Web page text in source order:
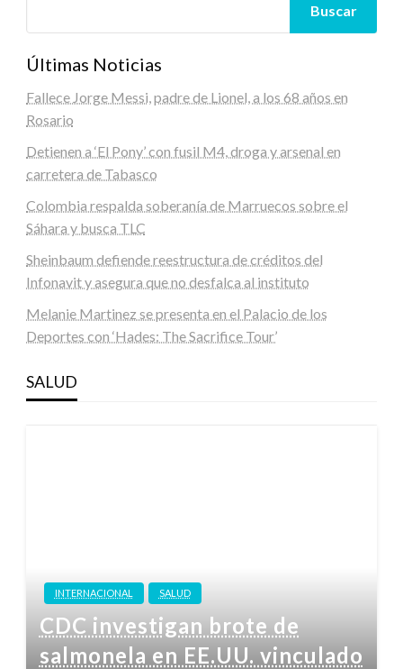
Buscar
Últimas Noticias
Fallece Jorge Messi, padre de Lionel, a los 68 años en
Rosario
Detienen a ‘El Pony’ con fusil M4, droga y arsenal en
carretera de Tabasco
Colombia respalda soberanía de Marruecos sobre el
Sáhara y busca TLC
Sheinbaum defiende reestructura de créditos del
Infonavit y asegura que no desfalca al instituto
Melanie Martinez se presenta en el Palacio de los
Deportes con ‘Hades: The Sacrifice Tour’
SALUD
INTERNACIONAL SALUD
CDC investigan brote de
salmonela en EE.UU. vinculado